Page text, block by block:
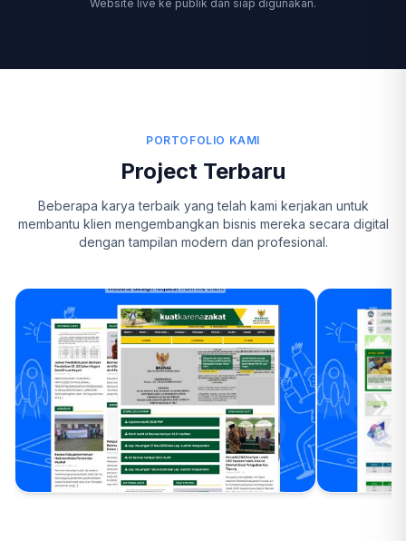
Website live ke publik dan siap digunakan.
PORTOFOLIO KAMI
Project Terbaru
Beberapa karya terbaik yang telah kami kerjakan untuk
membantu klien mengembangkan bisnis mereka secara digital
dengan tampilan modern dan profesional.